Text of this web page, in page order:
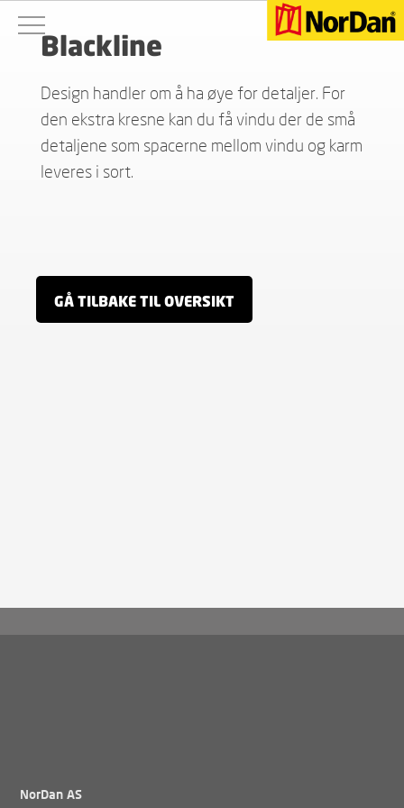
Blackline
Design handler om å ha øye for detaljer. For
den ekstra kresne kan du få vindu der de små
detaljene som spacerne mellom vindu og karm
leveres i sort.
GÅ TILBAKE TIL OVERSIKT
NorDan AS